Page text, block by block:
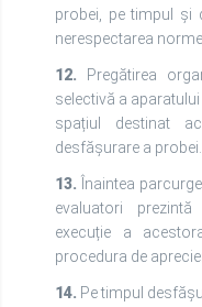
probei, pe timpul și
nerespectarea
12. Pregătirea
selectivă a
spațiul destinat
desfășurare a probei.
13. Înaintea
evaluatori
execuție a
procedura de
14. Pe timpul